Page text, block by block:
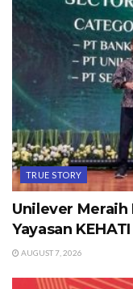
TRUE STORY
Unilever Meraih
Yayasan KEHATI
AUGUST 7, 2026